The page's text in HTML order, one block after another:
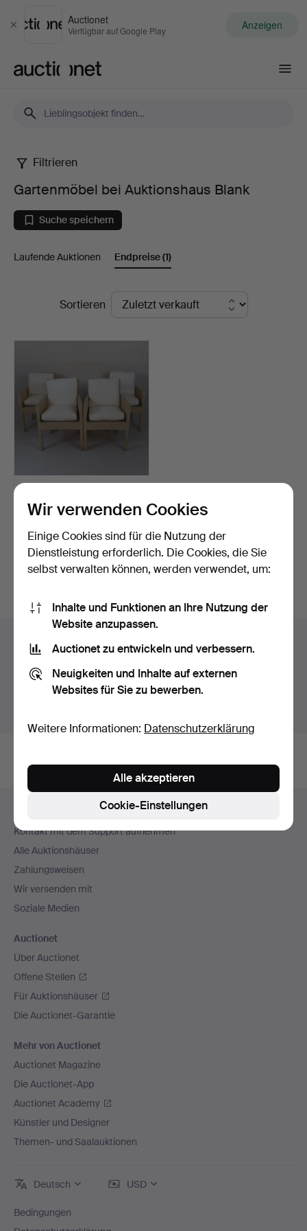
Schließen
Auctionet
Verfügbar auf Google Play Anzeigen
Gartenmöbel
bei
Auktionshaus
Blank
Filtrieren
Gartenmöbel bei Auktionshaus Blank
Suche speichern
Laufende Auktionen Endpreise(1)
EndpreiseSortieren
- 4 Stück, Garpa, De…
Beendet 2. Nov 2023
1 Gebot
370 USD
Sie suchen in unserem Archiv der beendeten
Auktionen.
Fußzeilen-
Navigation
Kontakt mit dem Support aufnehmen
Alle Auktionshäuser
Zahlungsweisen
Wir versenden mit
Soziale Medien
Auctionet
Über Auctionet
Offene Stellen
Für Auktionshäuser
Die Auctionet-Garantie
Mehr von Auctionet
Auctionet Magazine
Die Auctionet-App
Auctionet Academy
Künstler und Designer
Themen- und Saalauktionen
Deutsch USD
Bedingungen
Wir verwenden Cookies
Einige Cookies sind für die Nutzung der
Dienstleistung erforderlich. Die Cookies, die Sie
selbst verwalten können, werden verwendet, um:
Inhalte und Funktionen an Ihre Nutzung der
Website anzupassen.
Auctionet zu entwickeln und verbessern.
Neuigkeiten und Inhalte auf externen
Websites für Sie zu bewerben.
Weitere Informationen: Datenschutzerklärung
Cookie-Einstellungen
Alle akzeptieren